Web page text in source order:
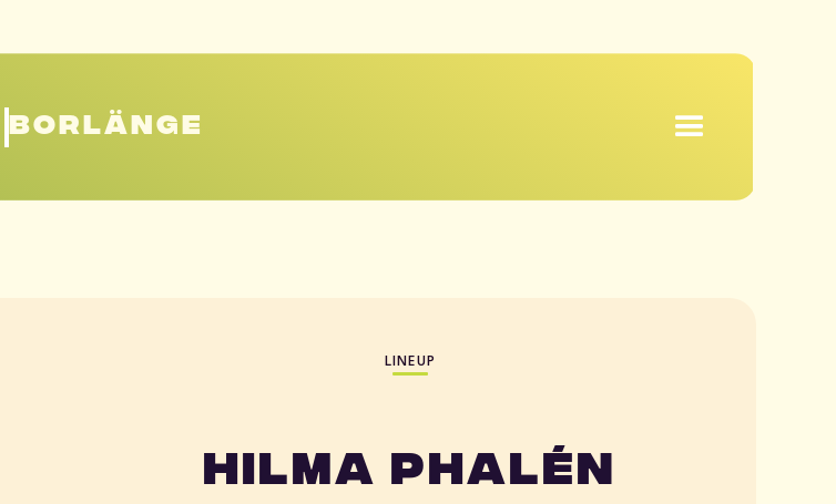
BORLÄNGE
LINEUP
Hilma Phalén